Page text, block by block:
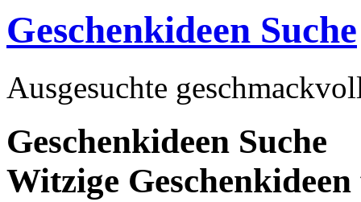
Geschenkideen Suche
Ausgesuchte
Geschenkideen Suche
Witzige